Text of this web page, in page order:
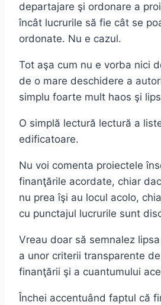
departajare şi ordonare a
încât lucrurile să fie cât se
ordonate. Nu e cazul.
Tot aşa cum nu e vorba nici
de o mare deschidere a
simplu foarte mult haos şi
O simplă lectură lectură a
edificatoare.
Nu voi comenta proiectele
finanţările acordate, chiar
nu prea îşi au locul acolo,
cu punctajul lucrurile sunt
Vreau doar să semnalez
a unor criterii transparente
finanţării şi a cuantumului
Închei accentuând faptul că